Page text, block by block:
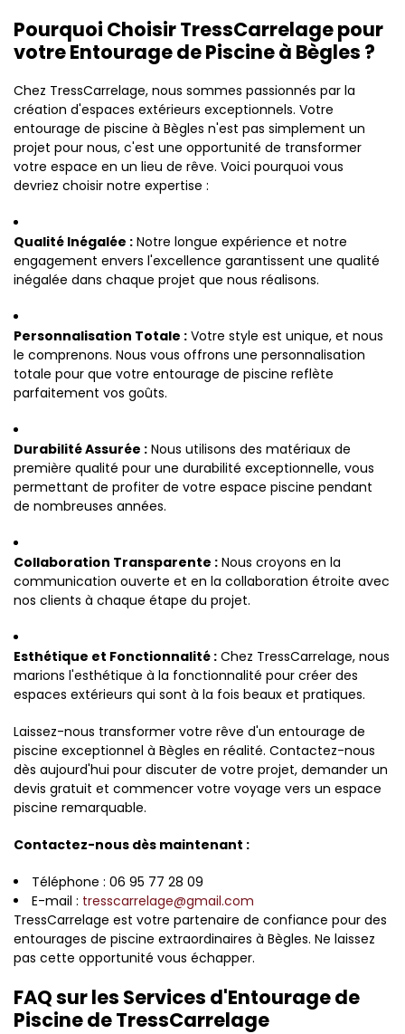
Pourquoi Choisir TressCarrelage pour
votre Entourage de Piscine à Bègles ?
Chez TressCarrelage, nous sommes passionnés par la
création d'espaces extérieurs exceptionnels. Votre
entourage de piscine à Bègles n'est pas simplement un
projet pour nous, c'est une opportunité de transformer
votre espace en un lieu de rêve. Voici pourquoi vous
devriez choisir notre expertise :
Qualité Inégalée : Notre longue expérience et notre
engagement envers l'excellence garantissent une qualité
inégalée dans chaque projet que nous réalisons.
Personnalisation Totale : Votre style est unique, et nous
le comprenons. Nous vous offrons une personnalisation
totale pour que votre entourage de piscine reflète
parfaitement vos goûts.
Durabilité Assurée : Nous utilisons des matériaux de
première qualité pour une durabilité exceptionnelle, vous
permettant de profiter de votre espace piscine pendant
de nombreuses années.
Collaboration Transparente : Nous croyons en la
communication ouverte et en la collaboration étroite avec
nos clients à chaque étape du projet.
Esthétique et Fonctionnalité : Chez TressCarrelage, nous
marions l'esthétique à la fonctionnalité pour créer des
espaces extérieurs qui sont à la fois beaux et pratiques.
Laissez-nous transformer votre rêve d'un entourage de
piscine exceptionnel à Bègles en réalité. Contactez-nous
dès aujourd'hui pour discuter de votre projet, demander un
devis gratuit et commencer votre voyage vers un espace
piscine remarquable.
Contactez-nous dès maintenant :
Téléphone : 06 95 77 28 09
E-mail : tresscarrelage@gmail.com
TressCarrelage est votre partenaire de confiance pour des
entourages de piscine extraordinaires à Bègles. Ne laissez
pas cette opportunité vous échapper.
FAQ sur les Services d'Entourage de
Piscine de TressCarrelage